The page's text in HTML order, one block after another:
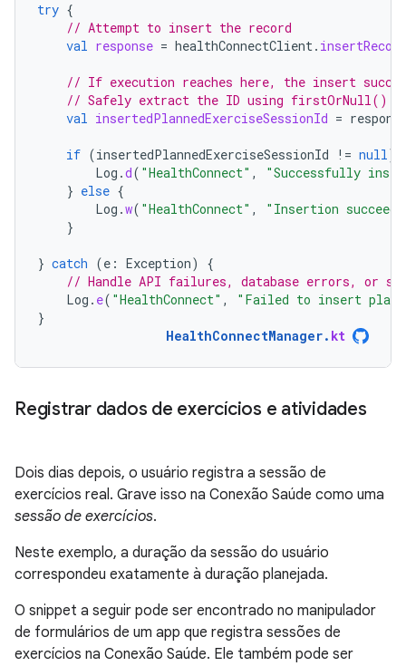
try {
// Attempt to insert the record
val response = healthConnectClient.
// If execution reaches here, the insert
// Safely extract the ID using firstOrNull()
val insertedPlannedExerciseSessionId =
if (insertedPlannedExerciseSessionId != null)
Log .d( "HealthConnect" ,
"Successfully
} else {
Log .w( "HealthConnect" ,
"Insertion
}
} catch (e : Exception)
{
// Handle API failures, database errors, or
Log . e( "HealthConnect" ,
"Failed to insert
}
HealthConnectManager. kt
Registrar dados de exercícios e atividades
Dois dias depois, o usuário registra a sessão de
exercícios real. Grave isso na Conexão Saúde como uma
sessão de exercícios.
Neste exemplo, a duração da sessão do usuário
correspondeu exatamente à duração planejada.
O snippet a seguir pode ser encontrado no manipulador
de formulários de um app que registra sessões de
exercícios na Conexão Saúde. Ele também pode ser